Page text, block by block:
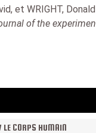
et WRIGHT,
of the
CORPS HUMAIN